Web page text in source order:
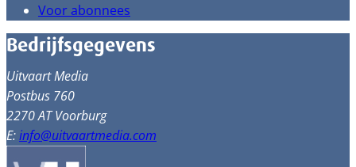
Voor abonnees
Bedrijfsgegevens
Uitvaart Media
Postbus 760
2270 AT Voorburg
E:info@uitvaartmedia.com